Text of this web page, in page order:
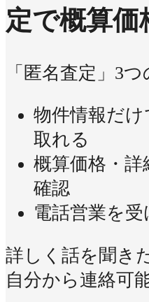
定で概算価
「匿名査定」3
物件情報だ
取れる
概算価格・
確認
電話営業を
詳しく話を聞き
自分から連絡可